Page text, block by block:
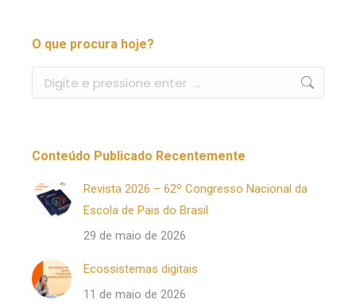
O que procura hoje?
Buscar
Conteúdo Publicado Recentemente
Revista 2026 – 62º Congresso Nacional da
Escola de Pais do Brasil
29 de maio de 2026
Ecossistemas digitais
11 de maio de 2026